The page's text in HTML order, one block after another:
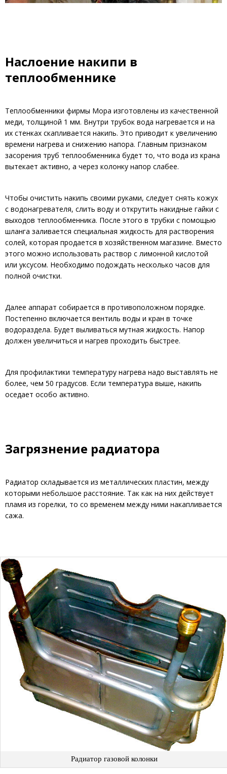
Наслоение накипи в
теплообменнике
Теплообменники фирмы Мора изготовлены из качественной
меди, толщиной 1 мм. Внутри трубок вода нагревается и на
их стенках скапливается накипь. Это приводит к увеличению
времени нагрева и снижению напора. Главным признаком
засорения труб теплообменника будет то, что вода из крана
вытекает активно, а через колонку напор слабее.
Чтобы очистить накипь своими руками, следует снять кожух
с водонагревателя, слить воду и открутить накидные гайки с
выходов теплообменника. После этого в трубки с помощью
шланга заливается специальная жидкость для растворения
солей, которая продается в хозяйственном магазине. Вместо
этого можно использовать раствор с лимонной кислотой
или уксусом. Необходимо подождать несколько часов для
полной очистки.
Далее аппарат собирается в противоположном порядке.
Постепенно включается вентиль воды и кран в точке
водораздела. Будет выливаться мутная жидкость. Напор
должен увеличиться и нагрев проходить быстрее.
Для профилактики температуру нагрева надо выставлять не
более, чем 50 градусов. Если температура выше, накипь
оседает особо активно.
Загрязнение радиатора
Радиатор складывается из металлических пластин, между
которыми небольшое расстояние. Так как на них действует
пламя из горелки, то со временем между ними накапливается
сажа.
Радиатор газовой колонки